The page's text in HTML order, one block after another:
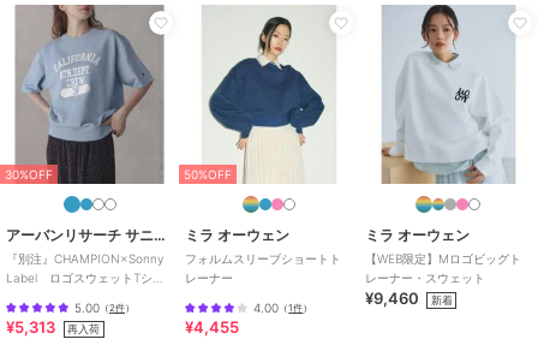
30%OFF
アーバンリサーチ サニーレーベル
『別注』CHAMPION×Sonny
Label ロゴスウェットTシャ
5.00 （2件）
¥5,313 再入荷
50%OFF
ミラ オーウェン
フォルムスリーブショートト
レーナー
4.00 （1件）
¥4,455
ミラ オーウェン
【WEB限定】Mロゴビッグト
レーナー・スウェット
¥9,460 新着